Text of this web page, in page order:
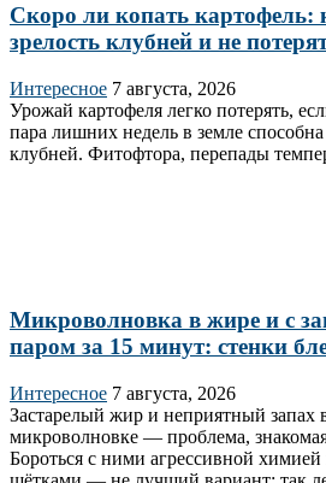
Скоро ли копать картофель:
зрелость клубней и не
Интересное 7 августа, 2026
Урожай картофеля легко потерять,
пара лишних недель в земле
клубней. Фитофтора, перепады
Микроволновка в жире и с
паром за 15 минут: стенки
Интересное 7 августа, 2026
Застарелый жир и неприятный запах
микроволновке — проблема,
Бороться с ними агрессивной